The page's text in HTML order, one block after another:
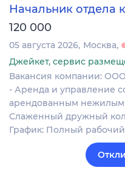
Начальник отдела
120 000
05 августа 2026 Москва
Джейкет, сервис
Вакансия компании:
- Аренда и управление
арендованным
Слаженный дружный
График: Полный